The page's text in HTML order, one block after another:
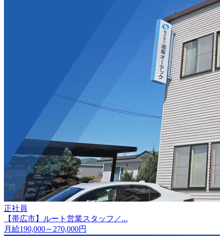
正社員
【帯広市】ルート営業スタッフ／...
月給190,000～270,000円